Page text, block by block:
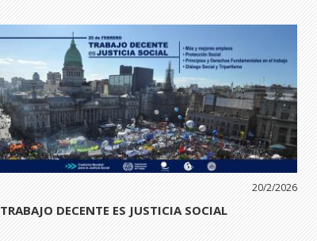
20/2/2026
TRABAJO DECENTE ES JUSTICIA SOCIAL